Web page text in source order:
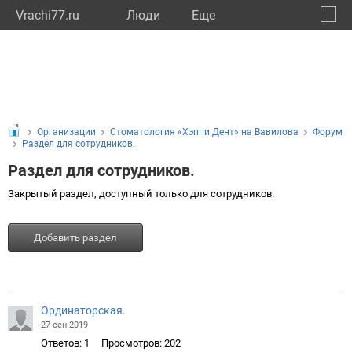
Vrachi77.ru Люди Eще
Организации Стоматология «Хэппи Дент» на Вавилова
Форум
Раздел для сотрудников.
Раздел для сотрудников.
Закрытый раздел, доступный только для сотрудников.
Добавить раздел
Ординаторская.
27 сен 2019
Ответов: 1 Просмотров: 202